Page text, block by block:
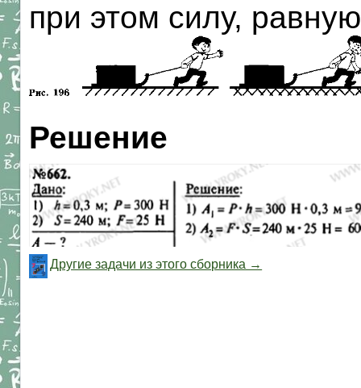
при этом силу,
Решение
Другие задачи из этого сборника →